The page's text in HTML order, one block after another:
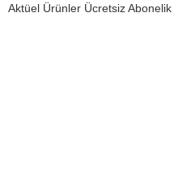
Aktüel Ürünler Ücretsiz Abonelik